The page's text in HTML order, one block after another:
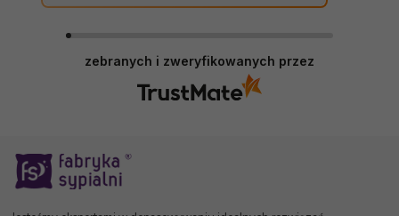
zebranych i zweryfikowanych przez